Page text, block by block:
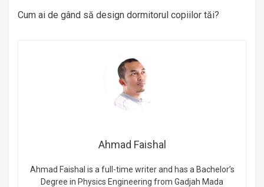
Cum ai de gând să design dormitorul copiilor tăi?
Ahmad Faishal
Ahmad Faishal is a full-time writer and has a Bachelor’s
Degree in Physics Engineering from Gadjah Mada